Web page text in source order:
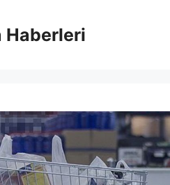
Haberleri